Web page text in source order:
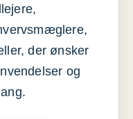
der ønsker
og